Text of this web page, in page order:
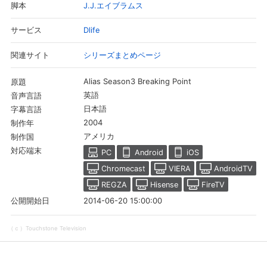
会員設定 会員情報 閉じる
会員情報変更
決済方法の変更が可能です。
購入明細 ４ヵ月分の購入明細の確認が可能です。
現在獲得済みのお得なクーポンを確認でき
脚本 J.J.エイブラムス
サービス Dlife
関連サイト シリーズまとめページ
原題 Alias Season3 Breaking Point
音声言語 英語
字幕言語 日本語
制作年 2004
制作国 アメリカ
対応端末 PC Android
iOS
Chromecast
VIERA
AndroidTV
REGZA
Hisense
FireTV
公開開始日
2014-06-20 15:00:00
（ｃ）Touchstone Television